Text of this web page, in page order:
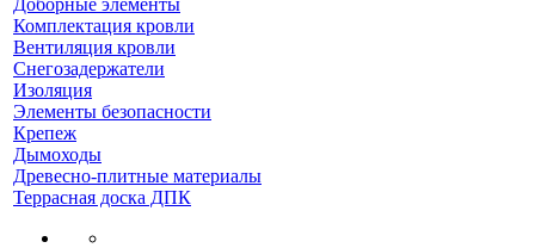
Доборные элементы
Комплектация кровли
Вентиляция кровли
Снегозадержатели
Изоляция
Элементы безопасности
Крепеж
Дымоходы
Древесно-плитные материалы
Террасная доска ДПК